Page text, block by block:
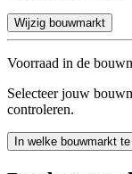
Wijzig bouwmarkt
Voorraad in de
Selecteer jouw
controleren.
In welke bouwmarkt